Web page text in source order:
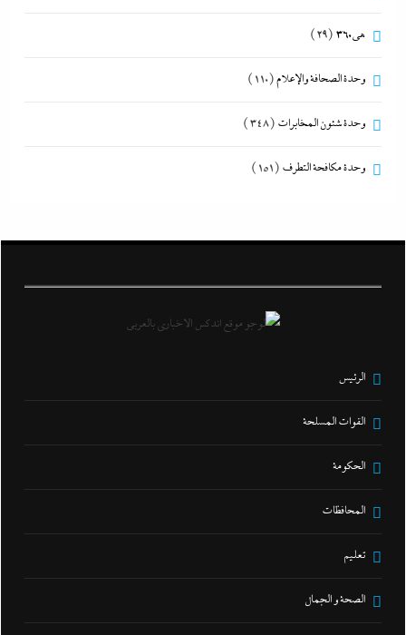
هى360 (29)
وحدة الصحافة والإعلام(110)
وحدة شئون المخابرات (348)
وحدة مكافحة التطرف (151)
الرئيس
القوات المسلحة
الحكومة
المحافظات
تعليم
الصحة و الجمال